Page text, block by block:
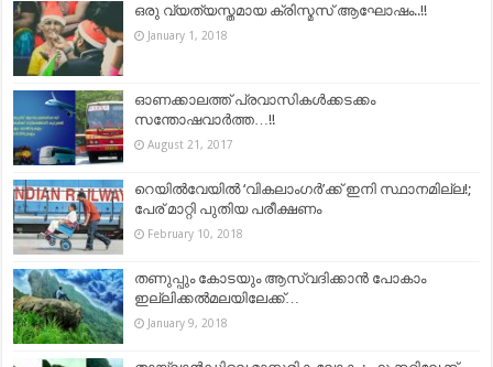
ഒരു വ്യത്യസ്തമായ ക്രിസ്മസ് ആഘോഷം..!!
January 1, 2018
ഓണക്കാലത്ത് പ്രവാസികൾക്കടക്കം
സന്തോഷവാർത്ത…!!
August 21, 2017
റെയില്‍വേയില്‍ ‘വികലാംഗര്‍’ക്ക് ഇനി സ്ഥാനമില്ല!;
പേര് മാറ്റി പുതിയ പരീക്ഷണം
February 10, 2018
തണുപ്പും കോടയും ആസ്വദിക്കാന്‍ പോകാം
ഇല്ലിക്കൽമലയിലേക്ക്…
January 9, 2018